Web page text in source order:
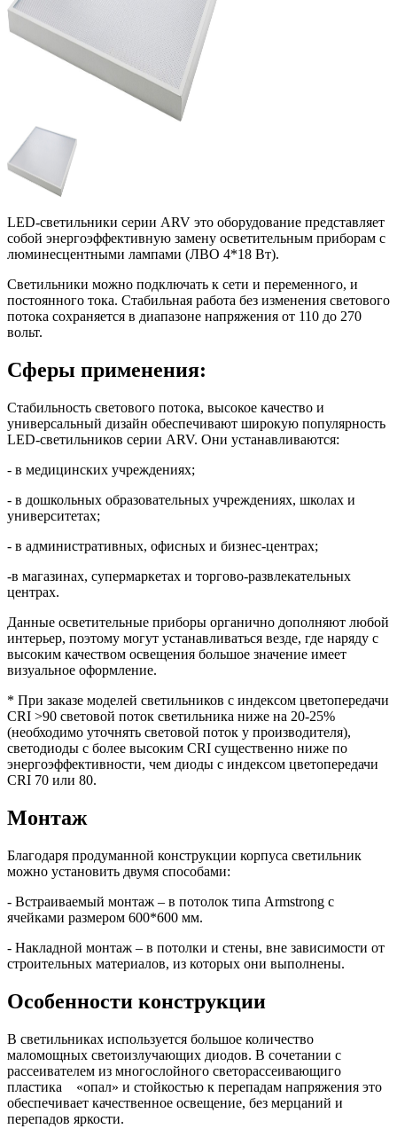
LED-светильники серии ARV это оборудование представляет
собой энергоэффективную замену осветительным приборам с
люминесцентными лампами (ЛВО 4*18 Вт).
Светильники можно подключать к сети и переменного, и
постоянного тока. Стабильная работа без изменения светового
потока сохраняется в диапазоне напряжения от 110 до 270
вольт.
Сферы применения:
Стабильность светового потока, высокое качество и
универсальный дизайн обеспечивают широкую популярность
LED-светильников серии ARV. Они устанавливаются:
- в медицинских учреждениях;
- в дошкольных образовательных учреждениях, школах и
университетах;
- в административных, офисных и бизнес-центрах;
-в магазинах, супермаркетах и торгово-развлекательных
центрах.
Данные осветительные приборы органично дополняют любой
интерьер, поэтому могут устанавливаться везде, где наряду с
высоким качеством освещения большое значение имеет
визуальное оформление.
* При заказе моделей светильников с индексом цветопередачи
CRI >90 световой поток светильника ниже на 20-25%
(необходимо уточнять световой поток у производителя),
светодиоды с более высоким CRI существенно ниже по
энергоэффективности, чем диоды с индексом цветопередачи
CRI 70 или 80.
Монтаж
Благодаря продуманной конструкции корпуса светильник
можно установить двумя способами:
- Встраиваемый монтаж – в потолок типа Armstrong с
ячейками размером 600*600 мм.
- Накладной монтаж – в потолки и стены, вне зависимости от
строительных материалов, из которых они выполнены.
Особенности конструкции
В светильниках используется большое количество
маломощных светоизлучающих диодов. В сочетании с
рассеивателем из многослойного светорассеивающиго
пластика «опал» и стойкостью к перепадам напряжения это
обеспечивает качественное освещение, без мерцаний и
перепадов яркости.